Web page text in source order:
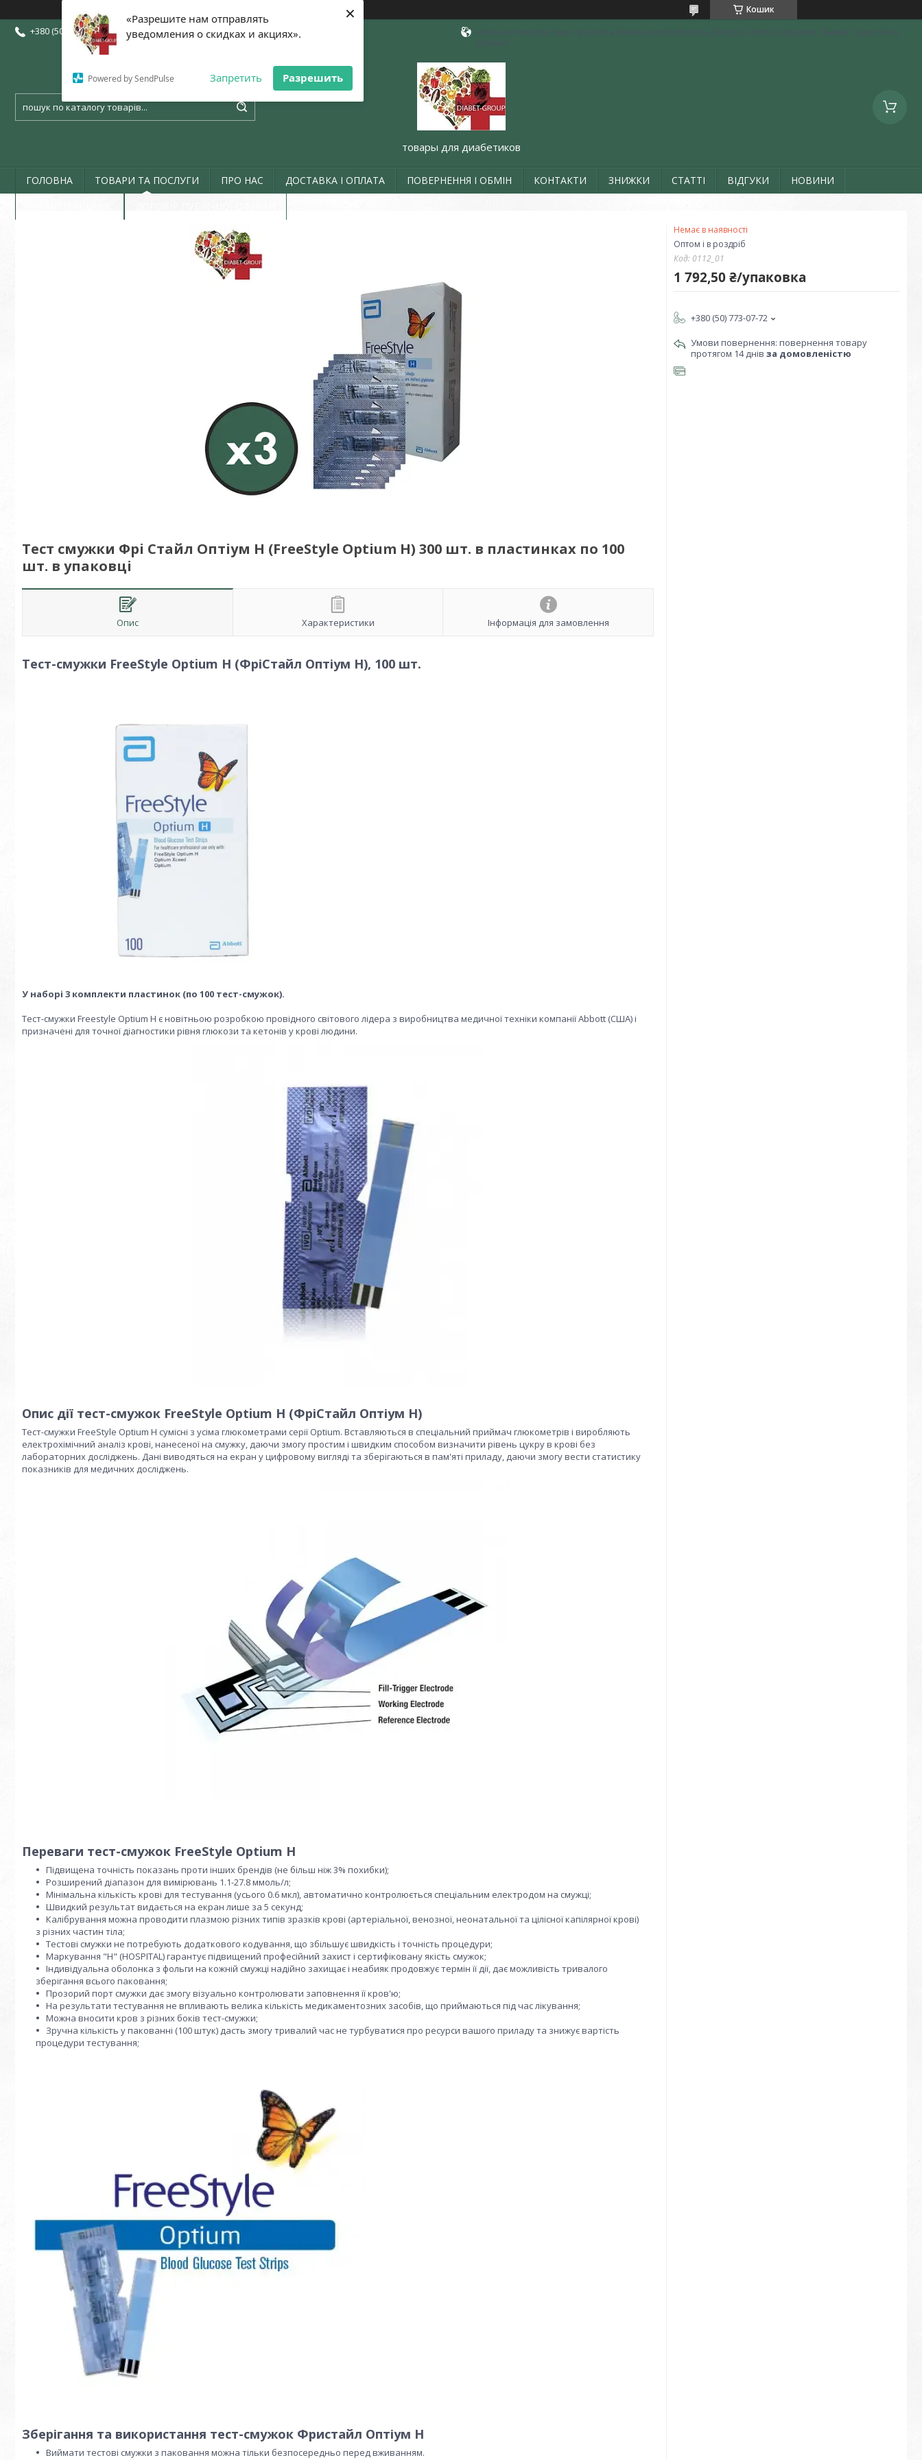
«Разрешите нам отправлять
уведомления о скидках и акциях».
Powered by SendPulse Запретить Разрешить
× Кошик
+380 (50) 773-07-72 +380 (73) 773-07-72 +380 (97) 773-07-72
товары для диабетиков
ГОЛОВНА ТОВАРИ ТА ПОСЛУГИ ПРО НАС ДОСТАВКА І ОПЛАТА ПОВЕРНЕННЯ І ОБМІН КОНТАКТИ ЗНИЖКИ СТАТТІ ВІДГУКИ
НОВИНИ
Тест смужки Фрі Стайл Оптіум Н (FreeStyle Optium H) 300 шт. в пластинках по 100
шт. в упаковці
Опис Характеристики Інформація для замовлення
Тест-смужки FreeStyle Optium H (ФріСтайл Оптіум Н), 100 шт.
У наборі 3 комплекти пластинок (по 100 тест-смужок).
Тест-смужки Freestyle Optium H є новітньою розробкою провідного світового лідера з виробництва медичної техніки компанії Abbott (США) і
призначені для точної діагностики рівня глюкози та кетонів у крові людини.
Опис дії тест-смужок FreeStyle Optium H (ФріСтайл Оптіум Н)
Тест-смужки FreeStyle Optium H сумісні з усіма глюкометрами серії Optium. Вставляються в спеціальний приймач глюкометрів і виробляють
електрохімічний аналіз крові, нанесеної на смужку, даючи змогу простим і швидким способом визначити рівень цукру в крові без
лабораторних досліджень. Дані виводяться на екран у цифровому вигляді та зберігаються в пам'яті приладу, даючи змогу вести статистику
показників для медичних досліджень.
Переваги тест-смужок FreeStyle Optium H
Підвищена точність показань проти інших брендів (не більш ніж 3% похибки);
Розширений діапазон для вимірювань 1.1-27.8 ммоль/л;
Мінімальна кількість крові для тестування (усього 0.6 мкл), автоматично контролюється спеціальним електродом на смужці;
Швидкий результат видається на екран лише за 5 секунд;
Калібрування можна проводити плазмою різних типів зразків крові (артеріальної, венозної, неонатальної та цілісної капілярної крові)
з різних частин тіла;
Тестові смужки не потребують додаткового кодування, що збільшує швидкість і точність процедури;
Маркування "Н" (HOSPITAL) гарантує підвищений професійний захист і сертифіковану якість смужок;
Індивідуальна оболонка з фольги на кожній смужці надійно захищає і неабияк продовжує термін її дії, дає можливість тривалого
зберігання всього паковання;
Прозорий порт смужки дає змогу візуально контролювати заповнення її кров'ю;
На результати тестування не впливають велика кількість медикаментозних засобів, що приймаються під час лікування;
Можна вносити кров з різних боків тест-смужки;
Зручна кількість у пакованні (100 штук) дасть змогу тривалий час не турбуватися про ресурси вашого приладу та знижує вартість
процедури тестування;
Зберігання та використання тест-смужок Фристайл Оптіум Н
Виймати тестові смужки з паковання можна тільки безпосередньо перед вживанням.
Немає в наявності
Оптом і в роздріб
Код: 0112_01
1 792,50 ₴/упаковка
+380 (50) 773-07-72
повернення товару
протягом 14 днів за домовленістю